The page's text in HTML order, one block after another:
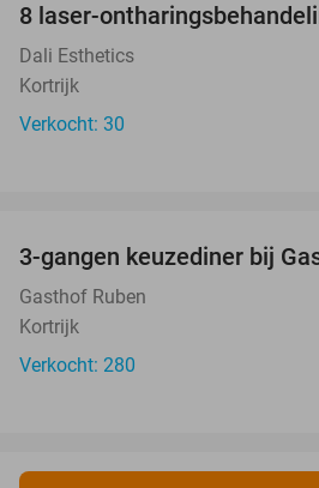
8 laser-
Dali Esthetics
Kortrijk
Verkocht: 30
3-gangen keuzediner bij
Gasthof Ruben
Kortrijk
Verkocht: 280